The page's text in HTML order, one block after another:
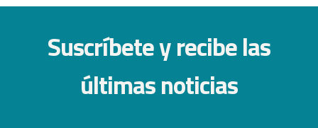
Suscríbete y recibe las
últimas noticias